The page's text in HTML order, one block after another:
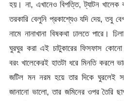
হয়। না, এখানেও বিপত্তি, ট্যাটন খালেক
তরকারি বেলুনি প্রকাশ্যেও যদি দেয়, তবু
নামে নানাখানা বিষকথা ঢালতে পারে।
ঘুরঘুর করা এই চাটুকারের ফিসফাস কোনো
বরং খালেকেরই হাতটা ধরে মিনতি করলে
জটিল মন নরম হয়ে তার দিকে ঘুরলেই
জানানো ভালো, তার জমিনের ওপর তৈরি